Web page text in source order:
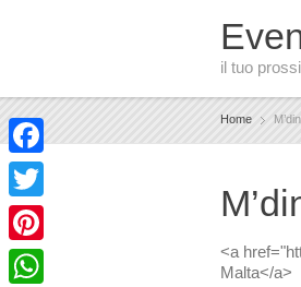
il tuo
Home
<a
Malta</a>
Facebook
Twitter
Pinterest